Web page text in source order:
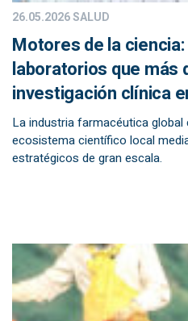
26.05.2026SALUD
Motores de la
laboratorios que más
investigación clínica
La industria farmacéutica
ecosistema científico local
estratégicos de gran escala.